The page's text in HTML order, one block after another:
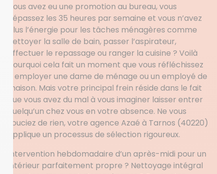
Vous avez eu une promotion au bureau, vous
dépassez les 35 heures par semaine et vous n’avez
plus l’énergie pour les tâches ménagères comme
nettoyer la salle de bain, passer l’aspirateur,
effectuer le repassage ou ranger la cuisine ? Voilà
pourquoi cela fait un moment que vous réfléchissez
à employer une dame de ménage ou un employé de
maison. Mais votre principal frein réside dans le fait
que vous avez du mal à vous imaginer laisser entrer
quelqu’un chez vous en votre absence. Ne vous
souciez de rien, votre agence Azaé à Tarnos (40220)
applique un processus de sélection rigoureux.
Intervention hebdomadaire d’un après-midi pour un
intérieur parfaitement propre ? Nettoyage intégral